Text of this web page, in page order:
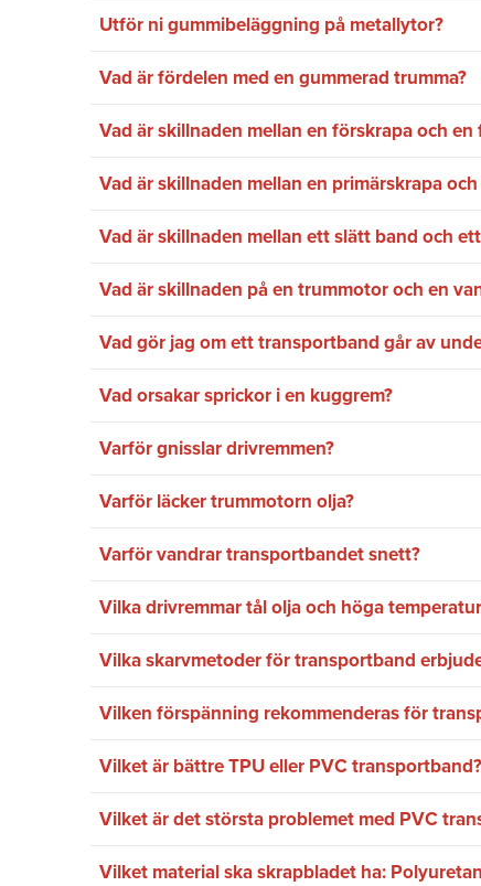
Utför ni gummibeläggning på metallytor?
Vad är fördelen med en gummerad trumma?
Vad är skillnaden mellan en förskrapa och en
Vad är skillnaden mellan en primärskrapa
Vad är skillnaden mellan ett slätt band och
Vad är skillnaden på en trummotor och en
Vad gör jag om ett transportband går av
Vad orsakar sprickor i en kuggrem?
Varför gnisslar drivremmen?
Varför läcker trummotorn olja?
Varför vandrar transportbandet snett?
Vilka drivremmar tål olja och höga
Vilka skarvmetoder för transportband
Vilken förspänning rekommenderas för
Vilket är bättre TPU eller PVC transportband?
Vilket är det största problemet med PVC
Vilket material ska skrapbladet ha: